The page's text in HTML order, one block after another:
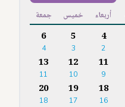
أربعاء خميس جمعة
4
2
5
3
6
4
11
9
12
10
13
11
18
16
19
17
20
18